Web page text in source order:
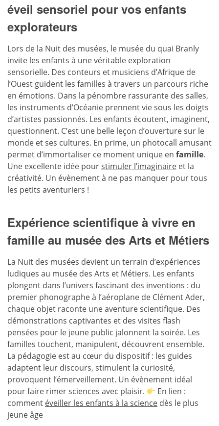
éveil sensoriel pour vos enfants
explorateurs
Lors de la Nuit des musées, le musée du quai Branly
invite les enfants à une véritable exploration
sensorielle. Des conteurs et musiciens d’Afrique de
l’Ouest guident les familles à travers un parcours riche
en émotions. Dans la pénombre rassurante des salles,
les instruments d’Océanie prennent vie sous les doigts
d’artistes passionnés. Les enfants écoutent, imaginent,
questionnent. C’est une belle leçon d’ouverture sur le
monde et ses cultures. En prime, un photocall amusant
permet d’immortaliser ce moment unique en famille.
Une excellente idée pourstimuler l’imaginaire et la
créativité. Un évènement à ne pas manquer pour tous
les petits aventuriers !
Expérience scientifique à vivre en
famille au musée des Arts et Métiers
La Nuit des musées devient un terrain d’expériences
ludiques au musée des Arts et Métiers. Les enfants
plongent dans l’univers fascinant des inventions : du
premier phonographe à l’aéroplane de Clément Ader,
chaque objet raconte une aventure scientifique. Des
démonstrations captivantes et des visites flash
pensées pour le jeune public jalonnent la soirée. Les
familles touchent, manipulent, découvrent ensemble.
La pédagogie est au cœur du dispositif : les guides
adaptent leur discours, stimulent la curiosité,
provoquent l’émerveillement. Un évènement idéal
pour faire rimer sciences avec plaisir.
En lien :
comment éveiller les enfants à la science dès le plus
jeune âge